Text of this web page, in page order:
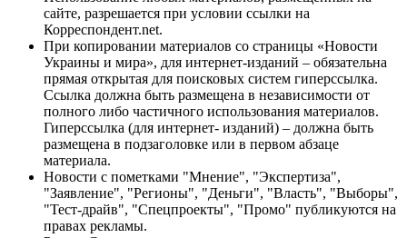
сайте, разрешается при условии ссылки на
Корреспондент.net.
При копировании материалов со страницы «Новости
Украины и мира», для интернет-изданий – обязательна
прямая открытая для поисковых систем гиперссылка.
Ссылка должна быть размещена в независимости от
полного либо частичного использования материалов.
Гиперссылка (для интернет- изданий) – должна быть
размещена в подзаголовке или в первом абзаце
материала.
Новости с пометками "Мнение", "Экспертиза",
"Заявление", "Регионы", "Деньги", "Власть", "Выборы",
"Тест-драйв", "Спецпроекты", "Промо" публикуются на
правах рекламы.